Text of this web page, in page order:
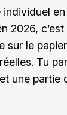
2026,
sur le
Tu
une partie